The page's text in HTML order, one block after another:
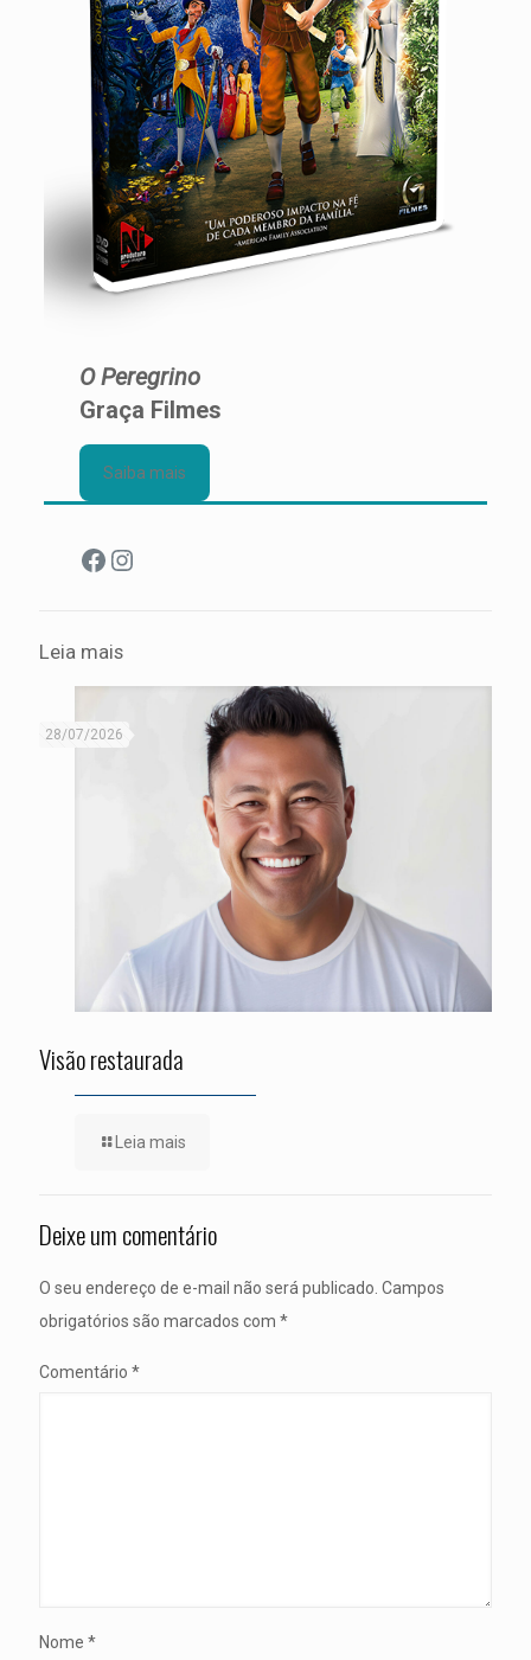
O Peregrino
Graça Filmes
Saiba mais
Facebook
Instagram
Leia mais
28/07/2026
Visão restaurada
Leia mais
Deixe um comentário
O seu endereço de e-mail não será publicado. Campos
obrigatórios são marcados com *
Comentário *
Nome *